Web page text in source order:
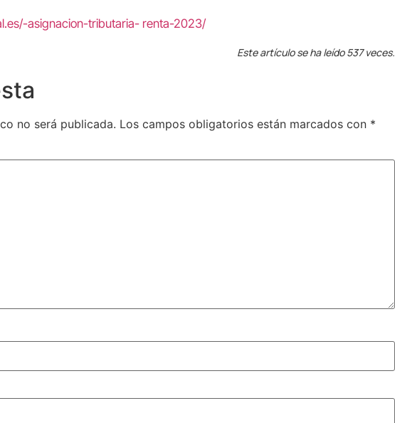
asignacion-tributaria- renta-2023/
Este artículo se ha leído 537 veces.
no será publicada. Los campos obligatorios están marcados con *